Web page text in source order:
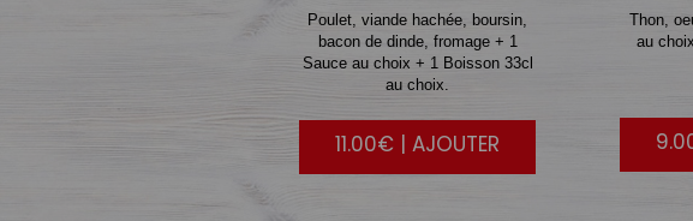
Poulet, viande hachée, boursin,
bacon de dinde, fromage + 1
Sauce au choix + 1 Boisson 33cl
au choix.
11.00€ | AJOUTER
Thon,
au